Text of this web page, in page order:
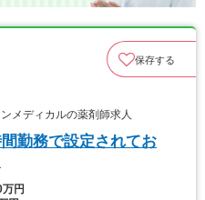
保存する
メディカルの薬剤師求人
勤務で設定されてお
円